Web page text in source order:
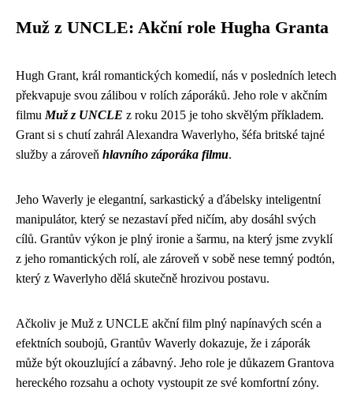
Muž z UNCLE: Akční role Hugha Granta
Hugh Grant, král romantických komedií, nás v posledních letech
překvapuje svou zálibou v rolích záporáků. Jeho role v akčním
filmu Muž z UNCLE z roku 2015 je toho skvělým příkladem.
Grant si s chutí zahrál Alexandra Waverlyho, šéfa britské tajné
služby a zároveň hlavního záporáka filmu.
Jeho Waverly je elegantní, sarkastický a ďábelsky inteligentní
manipulátor, který se nezastaví před ničím, aby dosáhl svých
cílů. Grantův výkon je plný ironie a šarmu, na který jsme zvyklí
z jeho romantických rolí, ale zároveň v sobě nese temný podtón,
který z Waverlyho dělá skutečně hrozivou postavu.
Ačkoliv je Muž z UNCLE akční film plný napínavých scén a
efektních soubojů, Grantův Waverly dokazuje, že i záporák
může být okouzlující a zábavný. Jeho role je důkazem Grantova
hereckého rozsahu a ochoty vystoupit ze své komfortní zóny.